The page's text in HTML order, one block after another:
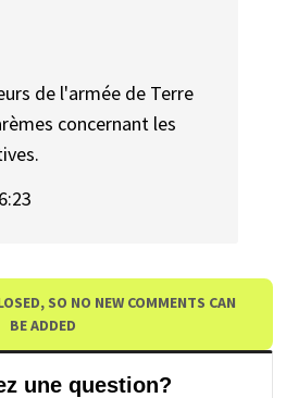
de l'armée de Terre
concernant les
SO NO NEW COMMENTS CAN
BE ADDED
une question?